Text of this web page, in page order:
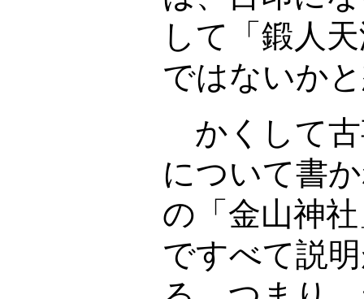
して「鍛人
ではないか
かくして古
について書
の「金山神
ですべて説